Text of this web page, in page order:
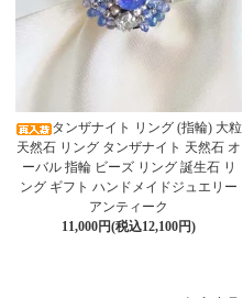
タンザナイト リング (指輪) 大粒
天然石 リング タンザナイト 天然石 オ
ーバル 指輪 ビーズ リング 誕生石 リ
ング ギフト ハンドメイドジュエリー
アンティーク
11,000円(税込12,100円)